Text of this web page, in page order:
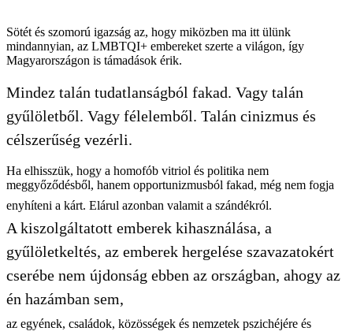
Sötét és szomorú igazság az, hogy miközben ma itt ülünk
mindannyian, az LMBTQI+ embereket szerte a világon, így
Magyarországon is támadások érik.
Mindez talán tudatlanságból fakad. Vagy talán
gyűlöletből. Vagy félelemből. Talán cinizmus és
célszerűség vezérli.
Ha elhisszük, hogy a homofób vitriol és politika nem
meggyőződésből, hanem opportunizmusból fakad, még nem fogja
enyhíteni a kárt. Elárul azonban valamit a szándékról.
A kiszolgáltatott emberek kihasználása, a
gyűlöletkeltés, az emberek hergelése szavazatokért
cserébe nem újdonság ebben az országban, ahogy az
én hazámban sem,
az egyének, családok, közösségek és nemzetek pszichéjére és